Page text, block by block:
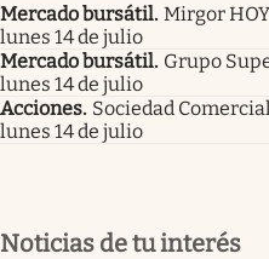
Mercado bursátil. Mirgor
lunes 14 de julio
Mercado bursátil. Grupo
lunes 14 de julio
Acciones. Sociedad
lunes 14 de julio
Noticias de tu interés